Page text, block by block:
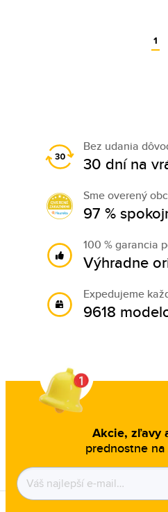
1
Bez udania
30 dní na
Sme overený
97 %
100 % garancia
Výhradne
Expedujeme
9618
Akcie, zľavy
prednostne